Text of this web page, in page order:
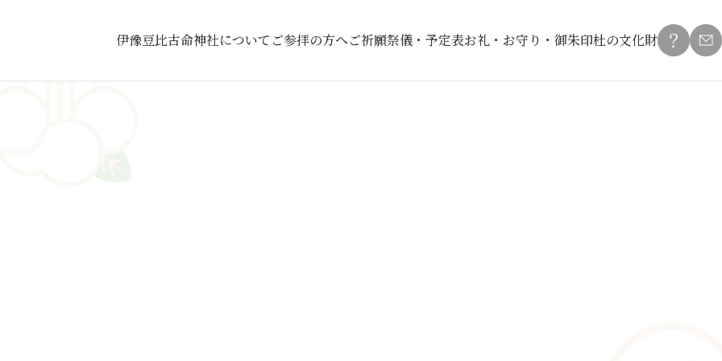
伊豫豆比古命神社について ご参拝の方へご祈願祭儀・予定表お礼・お守り・御朱印杜の文化財